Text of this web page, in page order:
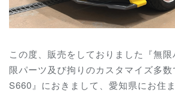
この度、販売をしておりました『無
限パーツ及び拘りのカスタマイズ多
S660』におきまして、愛知県にお住